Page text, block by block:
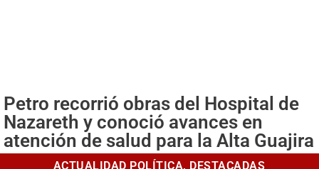
Petro recorrió obras del Hospital de
Nazareth y conoció avances en
atención de salud para la Alta Guajira
ACTUALIDAD POLÍTICA, DESTACADAS